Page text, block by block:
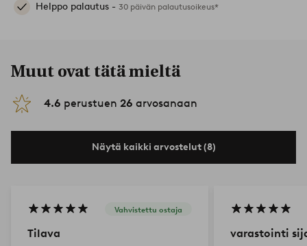
Helppo palautus - 30 päivän palautusoikeus*
Muut ovat tätä mieltä
4.6 perustuen 26 arvosanaan
Näytä kaikki arvostelut (8)
Vahvistettu ostaja
Tilava varastointi